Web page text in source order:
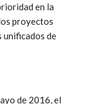
en la
proyectos
unificados de
de 2016, el